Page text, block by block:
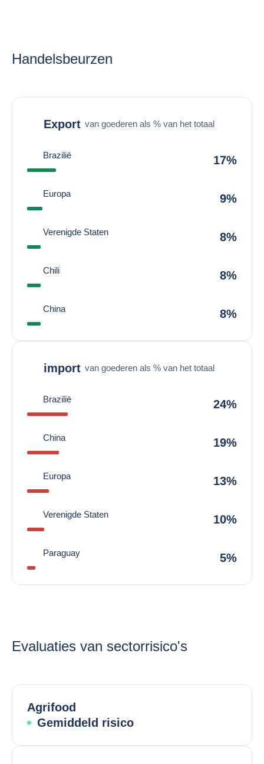
Handelsbeurzen
Export van goederen als % van het totaal
Brazilië 17%
Europa 9%
Verenigde Staten 8%
Chili 8%
China 8%
import van goederen als % van het totaal
Brazilië 24%
China 19%
Europa 13%
Verenigde Staten 10%
Paraguay 5%
Evaluaties van sectorrisico's
Agrifood
Gemiddeld risico